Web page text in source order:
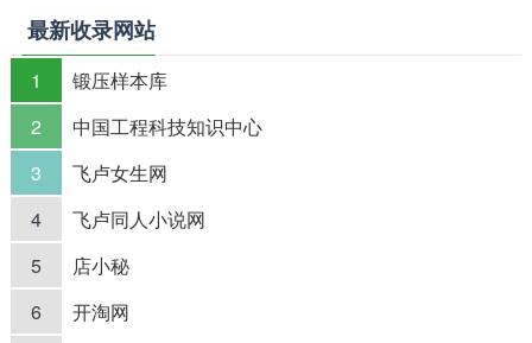
最新收录网站
1
锻压样本库
2
中国工程科技知识中心
3
飞卢女生网
4
飞卢同人小说网
5
店小秘
6
开淘网